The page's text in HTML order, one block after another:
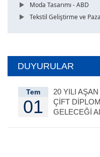
Moda Tasarımı - ABD
Tekstil Geliştirme ve
DUYURULAR
Tem
01
20 YILI
ÇİFT
GELECEĞİ